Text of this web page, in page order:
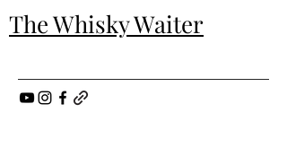
The Whisky Waiter